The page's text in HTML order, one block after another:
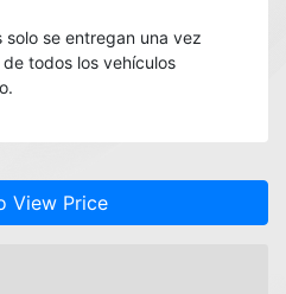
se entregan una vez
todos los vehículos
View Price